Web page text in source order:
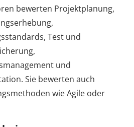
bewerten Projektplanung,
Test und
und
Sie bewerten auch
wie Agile oder